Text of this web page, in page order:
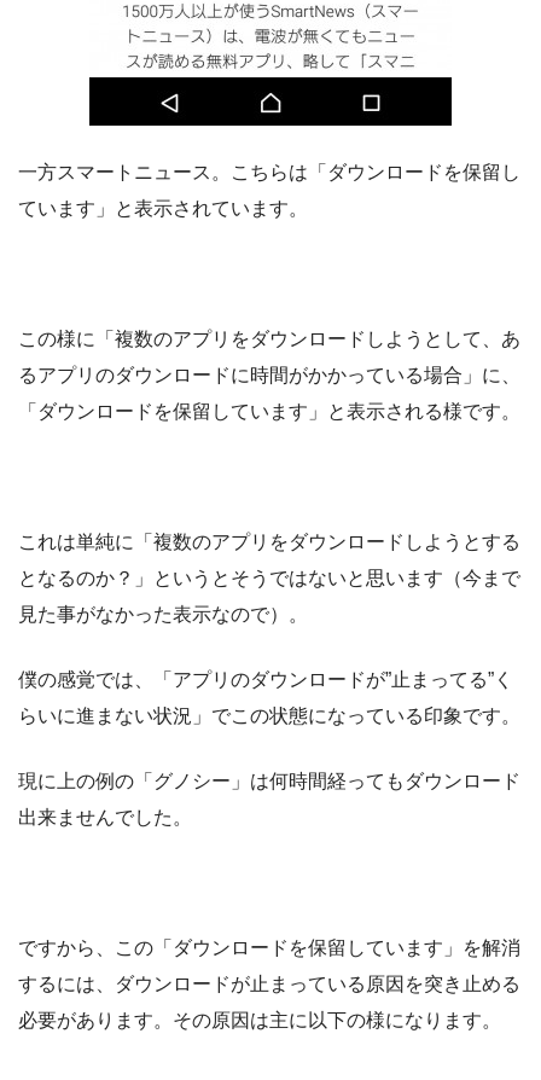
一方スマートニュース。こちらは「ダウンロードを保留し
ています」と表示されています。
この様に
「複数のアプリをダウンロードしようとして、あ
るアプリのダウンロードに時間がかかっている場合」に、
「ダウンロードを保留しています」と表示される様です。
これは単純に「複数のアプリをダウンロードしようとする
となるのか？」というとそうではないと思います（今まで
見た事がなかった表示なので）。
僕の感覚では、「アプリのダウンロードが”止まってる”く
らいに進まない状況」でこの状態になっている印象です。
現に上の例の「グノシー」は何時間経ってもダウンロード
出来ませんでした。
ですから、この「ダウンロードを保留しています」を解消
するには、ダウンロードが止まっている原因を突き止める
必要があります。その原因は主に以下の様になります。